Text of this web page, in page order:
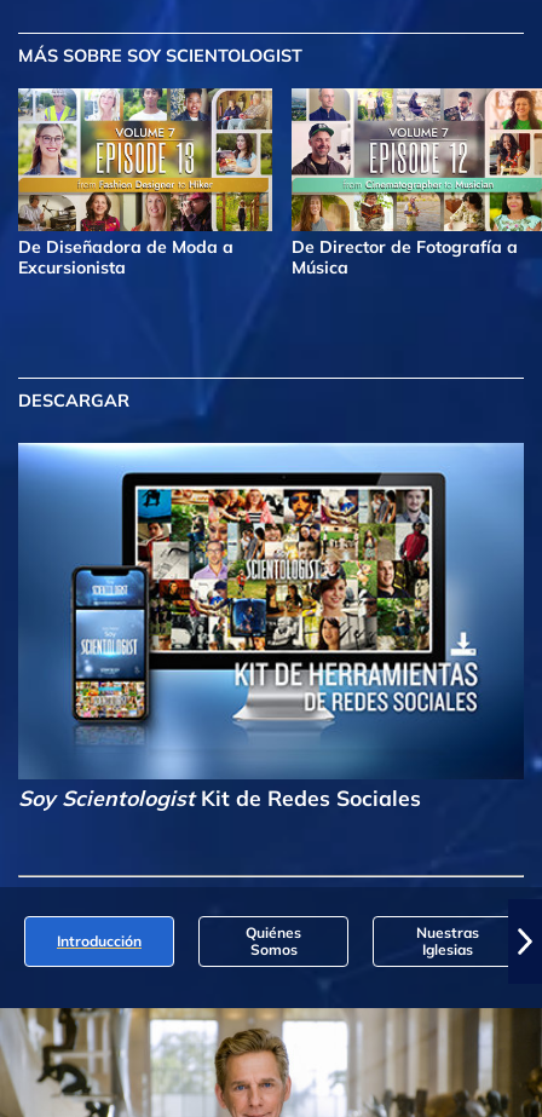
MÁS SOBRE SOY SCIENTOLOGIST
De Diseñadora de Moda a
Excursionista
De Director de Fotografía a
Música
DESCARGAR
Soy ScientologistKit de Redes Sociales
Introducción
Quiénes
Somos
Nuestras
Iglesias